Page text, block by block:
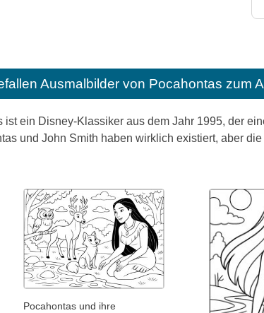
Ausmalbilder von Pocahontas zum
ist ein Disney-Klassiker aus dem Jahr 1995, der
und John Smith haben wirklich existiert, aber
Pocahontas und ihre